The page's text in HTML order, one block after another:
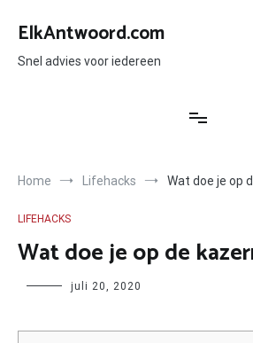
naar
inhoud
ElkAntwoord.com
Snel advies voor iedereen
Home Lifehacks Wat doe je op
LIFEHACKS
Wat doe je op de
Author juli 20, 2020